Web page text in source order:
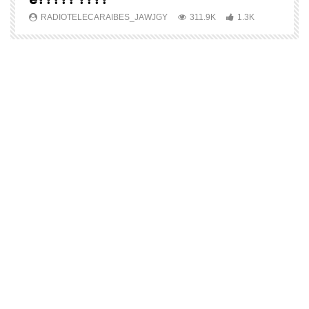
RADIOTELECARAIBES_JAWJGY 311.9K 1.3K